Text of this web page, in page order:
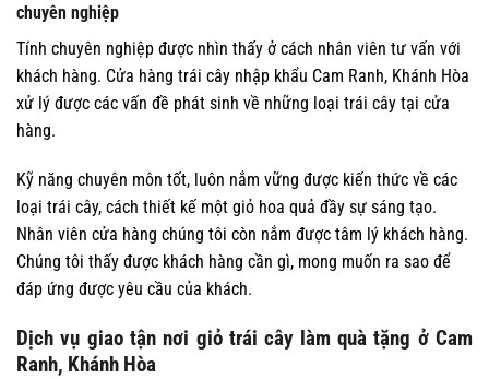
chuyên nghiệp
Tính chuyên nghiệp được nhìn thấy ở cách nhân viên tư vấn với
khách hàng. Cửa hàng trái cây nhập khẩu Cam Ranh, Khánh Hòa
xử lý được các vấn đề phát sinh về những loại trái cây tại cửa
hàng.
Kỹ năng chuyên môn tốt, luôn nắm vững được kiến thức về các
loại trái cây, cách thiết kế một giỏ hoa quả đầy sự sáng tạo.
Nhân viên cửa hàng chúng tôi còn nắm được tâm lý khách hàng.
Chúng tôi thấy được khách hàng cần gì, mong muốn ra sao để
đáp ứng được yêu cầu của khách.
Dịch vụ giao tận nơi giỏ trái cây làm quà tặng ở Cam
Ranh, Khánh Hòa